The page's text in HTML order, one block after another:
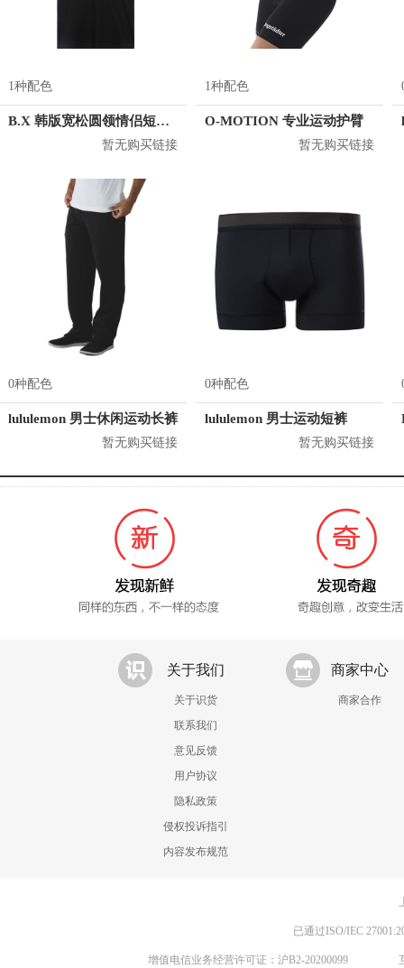
1种配色
B.X 韩版宽松圆领情侣短袖T恤 男女同款 T-6202-002001
暂无购买链接
1种配色
O-MOTION 专业运动护臂
暂无购买链接
0种配色
lululemon 男士休闲运动长裤
暂无购买链接
0种配色
lululemon 男士运动短裤
暂无购买链接
关于我们
关于识货
联系我们
意见反馈
用户协议
隐私政策
侵权投诉指引
内容发布规范
商家中心
商家合作
已通过ISO/IEC
增值电信业务经营许可证：沪B2-20200099